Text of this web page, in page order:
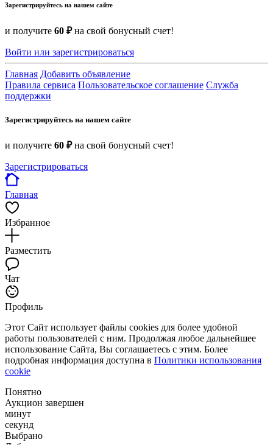
Зарегистрируйтесь на нашем сайте
и получите 60 ₽на свой бонусный счет!
Войти или зарегистрироваться
Главная Добавить объявление
Правила сервиса Пользовательское соглашение Служба
поддержки
Зарегистрируйтесь на нашем сайте
и получите 60 ₽на свой бонусный счет!
Зарегистрироваться
Главная
Избранное
Разместить
Чат
Профиль
Этот Сайт использует файлы cookies для более удобной
работы пользователей с ним. Продолжая любое дальнейшее
использование Сайта, Вы соглашаетесь с этим. Более
подробная информация доступна в Политики использования
cookie
Понятно
Аукцион завершен
минут
секунд
Выбрано